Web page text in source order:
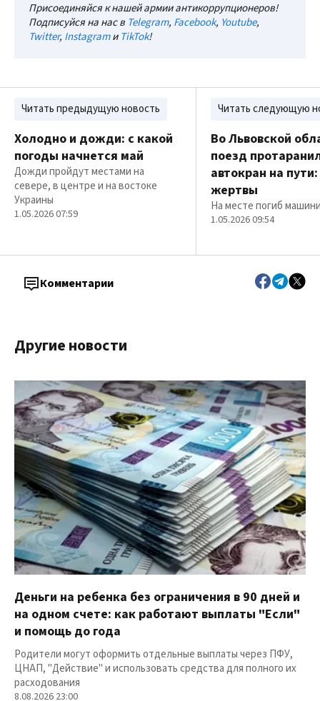
Присоединяйся к нашей армии антикоррупционеров!
Подписуйся на нас в Telegram, Facebook, Youtube,
Twitter, InstagramиTikTok!
Читать предыдущую новость
Холодно и дожди: с какой
погоды начнется май
Дожди пройдут местами на
севере, в центре и на востоке
Украины
1.05.2026 07:59
Читать следующую
Во Львовской
поезд
автокран на
жертвы
На месте погиб
1.05.2026 09:54
Комментарии
Другие новости
Деньги на ребенка без ограничения в 90 дней и
на одном счете: как работают выплаты "Если"
и помощь до года
Родители могут оформить отдельные выплаты через ПФУ,
ЦНАП, "Действие" и использовать средства для полного их
расходования
8.08.2026 23:00